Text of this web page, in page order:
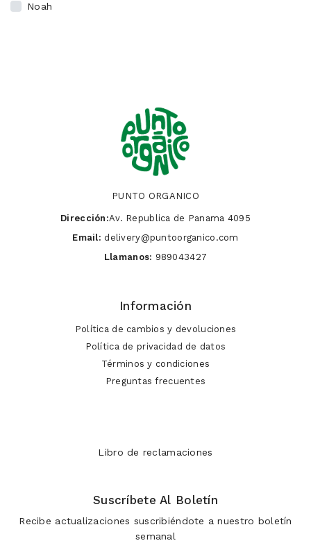
Noah
PUNTO ORGANICO
Dirección:Av. Republica de Panama 4095
Email: delivery@puntoorganico.com
Llamanos: 989043427
Información
Política de cambios y devoluciones
Política de privacidad de datos
Términos y condiciones
Preguntas frecuentes
Libro de reclamaciones
Suscríbete Al Boletín
Recibe actualizaciones suscribiéndote a nuestro boletín
semanal